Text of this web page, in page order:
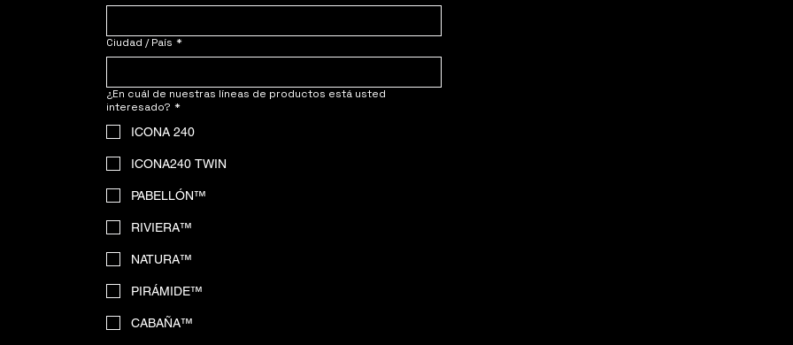
Ciudad / País *
¿En cuál de nuestras líneas de productos está usted
interesado? *
ICONA 240
ICONA240 TWIN
PABELLÓN™
RIVIERA™
NATURA™
PIRÁMIDE™
CABAÑA™